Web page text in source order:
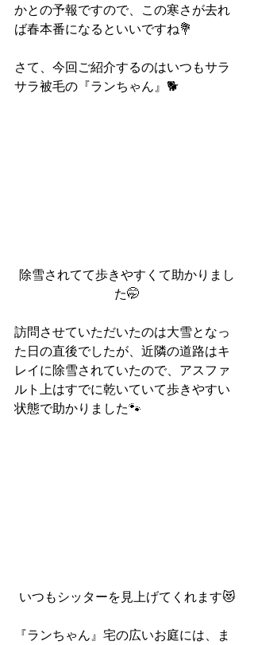
かとの予報ですので、この寒さが去れ
ば春本番になるといいですね💐
さて、今回ご紹介するのはいつもサラ
サラ被毛の『ランちゃん』🐕
除雪されてて歩きやすくて助かりまし
た🤭
訪問させていただいたのは大雪となっ
た日の直後でしたが、近隣の道路はキ
レイに除雪されていたので、アスファ
ルト上はすでに乾いていて歩きやすい
状態で助かりました🐾
いつもシッターを見上げてくれます😻
『ランちゃん』宅の広いお庭には、ま